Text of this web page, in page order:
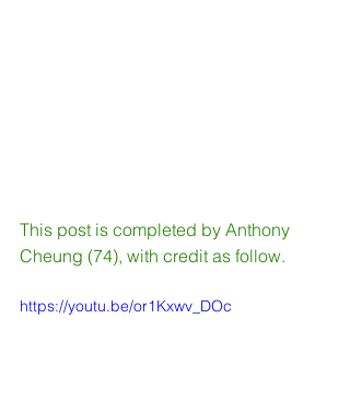
This post is completed by Anthony
Cheung (74), with credit as follow.
https://youtu.be/or1Kxwv_DOc